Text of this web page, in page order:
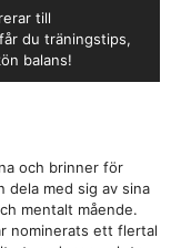
till
du träningstips,
balans!
och brinner för
dela med sig av sina
mentalt mående.
nominerats ett flertal